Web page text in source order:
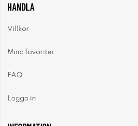
HANDLA
Villkor
Mina favoriter
FAQ
Logga in